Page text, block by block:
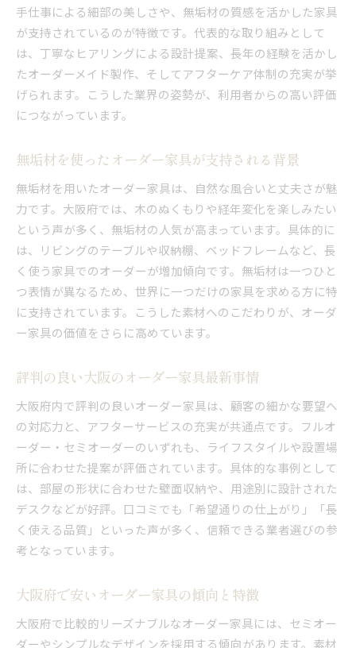
手仕事による細部の美しさや、無垢材の質感を活かした家具
が支持されているのが特徴です。代表的な取り組みとして
は、丁寧なヒアリングによる設計提案、長年の経験を活かし
たオーダーメイド製作、そしてアフターケア体制の充実が挙
げられます。こうした業界の姿勢が、利用者からの高い評価
につながっています。
無垢材を使ったオーダー家具が支持される背景
無垢材を用いたオーダー家具は、自然な風合いと丈夫さが魅
力です。大阪府では、木のぬくもりや経年変化を楽しみたい
という声が多く、無垢材の人気が高まっています。具体的に
は、リビングのテーブルや収納棚、ベッドフレームなど、長
く使う家具でのオーダーが増加傾向です。無垢材は一つひと
つ表情が異なるため、世界に一つだけの家具を求める方に特
に支持されています。こうした素材へのこだわりが、オーダ
ー家具の価値をさらに高めています。
評判の良い大阪のオーダー家具最新事情
大阪府内で評判の良いオーダー家具は、顧客の細かな要望へ
の対応力と、アフターサービスの充実が共通点です。フルオ
ーダー・セミオーダーのいずれも、ライフスタイルや設置場
所に合わせた提案が評価されています。具体的な事例として
は、部屋の形状に合わせた壁面収納や、用途別に設計された
デスクなどが好評。口コミでも「希望通りの仕上がり」「長
く使える品質」といった声が多く、信頼できる業者選びの参
考となっています。
大阪府で安いオーダー家具の傾向と特徴
大阪府で比較的リーズナブルなオーダー家具には、セミオー
ダーやシンプルなデザインを採用する傾向があります。素材